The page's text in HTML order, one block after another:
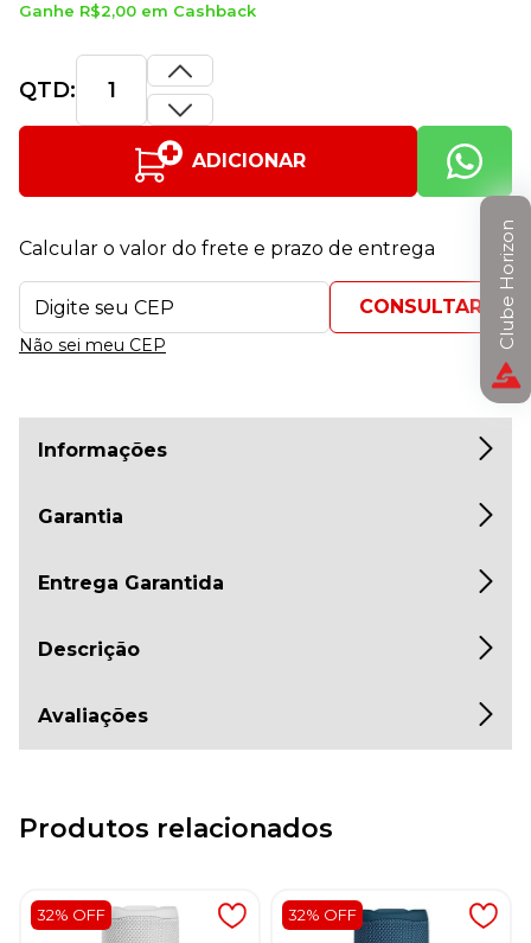
Ganhe R$2,00 em Cashback
QTD:
ADICIONAR
Calcular o valor do frete e prazo de entrega
Não sei meu CEP
Informações
Garantia
Entrega Garantida
Descrição
Avaliações
Produtos relacionados
32% OFF 32% OFF
Clube Horizon